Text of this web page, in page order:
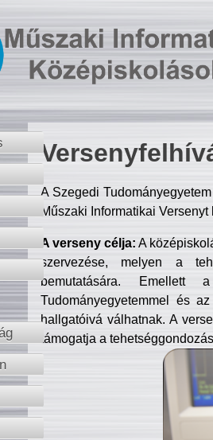
A Szegedi
Műszaki Informatikai
A verseny célja: A
szervezése, melyen a
bemutatására. Emellett
Tudományegyetemmel és
hallgatóivá válhatnak. A
támogatja a